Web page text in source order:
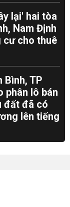
lại' hai tòa
Nam Định
cư cho thuê
Bình, TP
phân lô bán
đất đã có
lên tiếng